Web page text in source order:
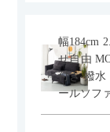
幅184cm
せ自由
付き 撥水
ールソフ